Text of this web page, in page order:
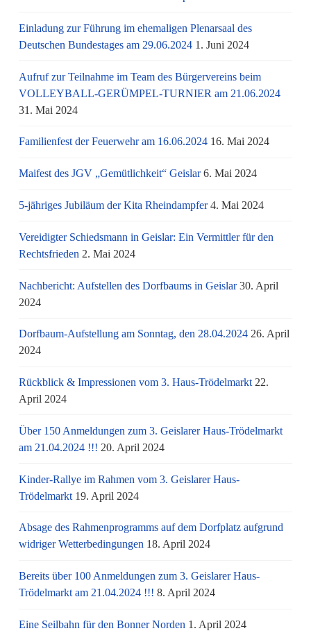
Einladung zur Führung im ehemaligen Plenarsaal des
Deutschen Bundestages am 29.06.2024 1. Juni 2024
Aufruf zur Teilnahme im Team des Bürgervereins beim
VOLLEYBALL-GERÜMPEL-TURNIER am 21.06.2024
31. Mai 2024
Familienfest der Feuerwehr am 16.06.2024 16. Mai 2024
Maifest des JGV „Gemütlichkeit“ Geislar 6. Mai 2024
5-jähriges Jubiläum der Kita Rheindampfer 4. Mai 2024
Vereidigter Schiedsmann in Geislar: Ein Vermittler für den
Rechtsfrieden 2. Mai 2024
Nachbericht: Aufstellen des Dorfbaums in Geislar 30. April
2024
Dorfbaum-Aufstellung am Sonntag, den 28.04.2024 26. April
2024
Rückblick & Impressionen vom 3. Haus-Trödelmarkt 22.
April 2024
Über 150 Anmeldungen zum 3. Geislarer Haus-Trödelmarkt
am 21.04.2024 !!! 20. April 2024
Kinder-Rallye im Rahmen vom 3. Geislarer Haus-
Trödelmarkt 19. April 2024
Absage des Rahmenprogramms auf dem Dorfplatz aufgrund
widriger Wetterbedingungen 18. April 2024
Bereits über 100 Anmeldungen zum 3. Geislarer Haus-
Trödelmarkt am 21.04.2024 !!! 8. April 2024
Eine Seilbahn für den Bonner Norden 1. April 2024